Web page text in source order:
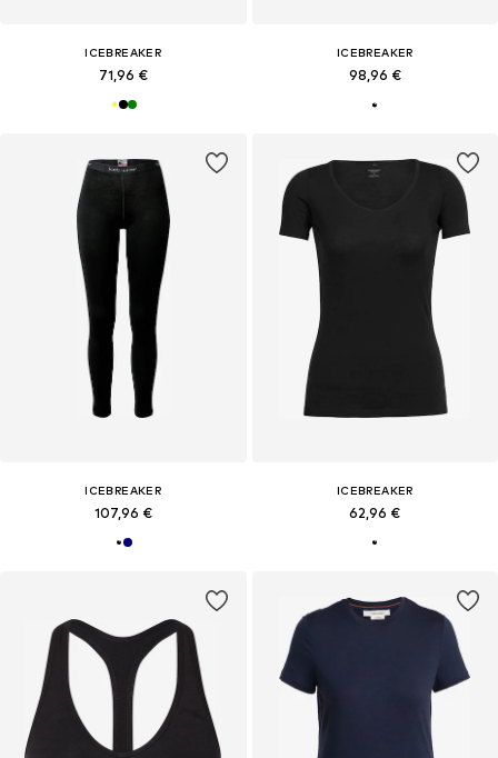
ICEBREAKER
71,96 €
ICEBREAKER
98,96 €
ICEBREAKER
107,96 €
ICEBREAKER
62,96 €